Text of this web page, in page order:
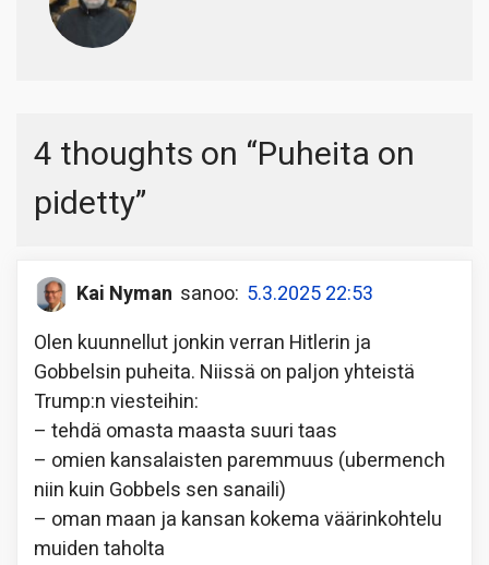
4 thoughts on “Puheita on
pidetty”
Kai Nyman sanoo: 5.3.2025 22:53
Olen kuunnellut jonkin verran Hitlerin ja
Gobbelsin puheita. Niissä on paljon yhteistä
Trump:n viesteihin:
– tehdä omasta maasta suuri taas
– omien kansalaisten paremmuus (ubermench
niin kuin Gobbels sen sanaili)
– oman maan ja kansan kokema väärinkohtelu
muiden taholta